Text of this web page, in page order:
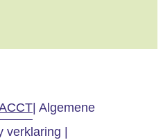
| Algemene
|